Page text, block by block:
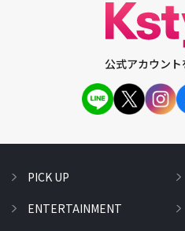
公式アカウント
PICK UP
ENTERTAINMENT